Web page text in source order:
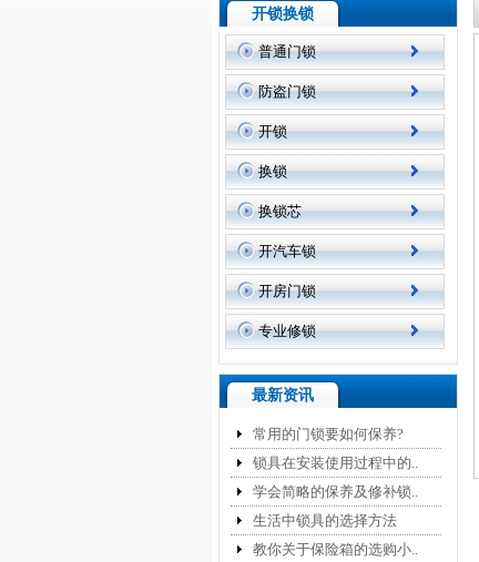
开锁换锁
普通门锁
防盗门锁
开锁
换锁
换锁芯
开汽车锁
开房门锁
专业修锁
最新资讯
常用的门锁要如何保养?
锁具在安装使用过程中的..
学会简略的保养及修补锁..
生活中锁具的选择方法
教你关于保险箱的选购小..